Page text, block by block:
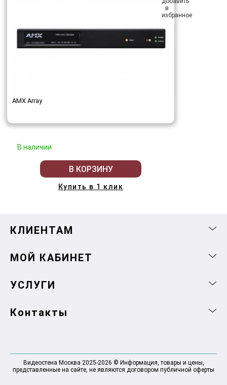
AMX Array
В наличии
В КОРЗИНУ
Купить в 1 клик
КЛИЕНТАМ
МОЙ КАБИНЕТ
УСЛУГИ
Контакты
Видеостена Москва 2025-2026 © Информация, товары и цены,
представленные на сайте, не являются договором публичной оферты